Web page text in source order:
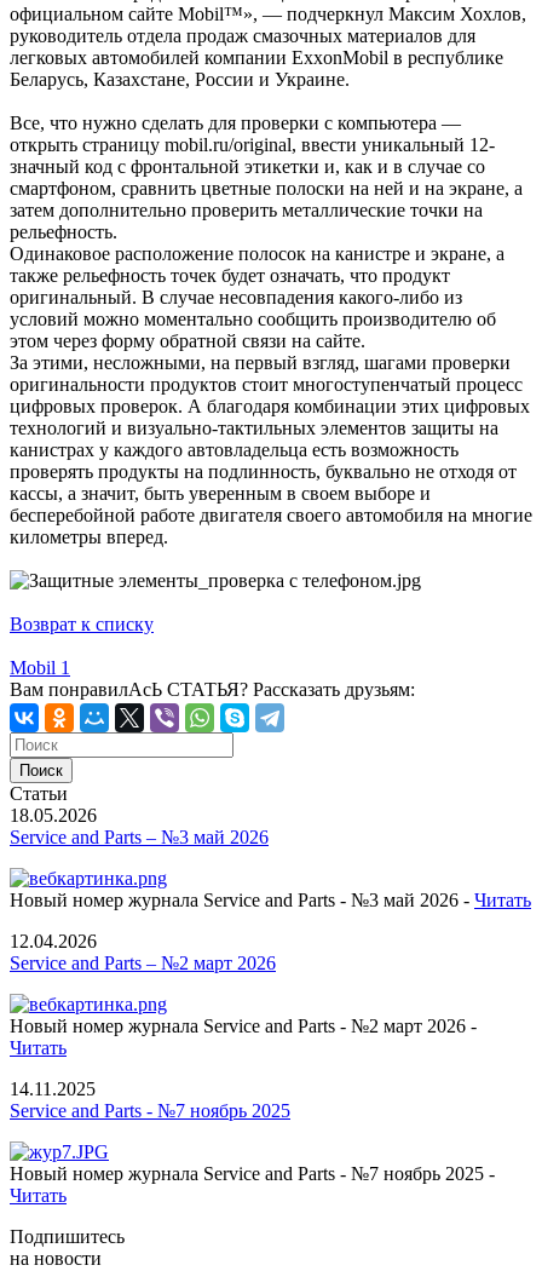
официальном сайте Mobil™», — подчеркнул Максим Хохлов,
руководитель отдела продаж смазочных материалов для
легковых автомобилей компании ExxonMobil в республике
Беларусь, Казахстане, России и Украине.
Все, что нужно сделать для проверки с компьютера —
открыть страницу mobil.ru/original, ввести уникальный 12-
значный код с фронтальной этикетки и, как и в случае со
смартфоном, сравнить цветные полоски на ней и на экране, а
затем дополнительно проверить металлические точки на
рельефность.
Одинаковое расположение полосок на канистре и экране, а
также рельефность точек будет означать, что продукт
оригинальный. В случае несовпадения какого-либо из
условий можно моментально сообщить производителю об
этом через форму обратной связи на сайте.
За этими, несложными, на первый взгляд, шагами проверки
оригинальности продуктов стоит многоступенчатый процесс
цифровых проверок. А благодаря комбинации этих цифровых
технологий и визуально-тактильных элементов защиты на
канистрах у каждого автовладельца есть возможность
проверять продукты на подлинность, буквально не отходя от
кассы, а значит, быть уверенным в своем выборе и
бесперебойной работе двигателя своего автомобиля на многие
километры вперед.
Возврат к списку
Mobil 1
Вам понравилАсЬ СТАТЬЯ? Рассказать друзьям:
Статьи
18.05.2026
Service and Parts – №3 май 2026
Новый номер журнала Service and Parts - №3 май 2026 - Читать
12.04.2026
Service and Parts – №2 март 2026
Новый номер журнала Service and Parts - №2 март 2026 -
Читать
14.11.2025
Service and Parts - №7 ноябрь 2025
Новый номер журнала Service and Parts - №7 ноябрь 2025 -
Читать
Подпишитесь
на новости